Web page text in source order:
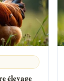
élevage